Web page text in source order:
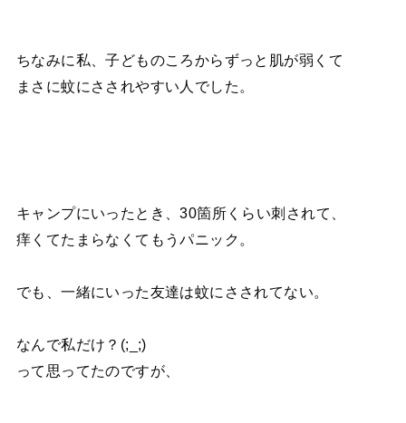
ちなみに私、子どものころからずっと肌が弱くて
まさに蚊にさされやすい人でした。
キャンプにいったとき、30箇所くらい刺されて、
痒くてたまらなくてもうパニック。
でも、一緒にいった友達は蚊にさされてない。
なんで私だけ？(;_;)
って思ってたのですが、